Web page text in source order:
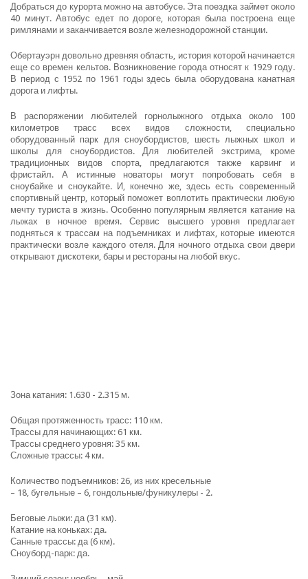
Добраться до курорта можно на автобусе. Эта поездка займет около
40 минут. Автобус едет по дороге, которая была построена еще
римлянами и заканчивается возле железнодорожной станции.
Обертауэрн довольно древняя область, история которой начинается
еще со времен кельтов. Возникновение города относят к 1929 году.
В период с 1952 по 1961 годы здесь была оборудована канатная
дорога и лифты.
В распоряжении любителей горнолыжного отдыха около 100
километров трасс всех видов сложности, специально
оборудованный парк для сноубордистов, шесть лыжных школ и
школы для сноубордистов. Для любителей экстрима, кроме
традиционных видов спорта, предлагаются также карвинг и
фристайл. А истинные новаторы могут попробовать себя в
сноубайке и сноукайте. И, конечно же, здесь есть современный
спортивный центр, который поможет воплотить практически любую
мечту туриста в жизнь. Особенно популярным является катание на
лыжах в ночное время. Сервис высшего уровня предлагает
подняться к трассам на подъемниках и лифтах, которые имеются
практически возле каждого отеля. Для ночного отдыха свои двери
открывают дискотеки, бары и рестораны на любой вкус.
Зона катания: 1.630 - 2.315 м.
Общая протяженность трасс: 110 км.
Трассы для начинающих: 61 км.
Трассы среднего уровня: 35 км.
Сложные трассы: 4 км.
Количество подъемников: 26, из них кресельные
– 18, бугельные – 6, гондольные/фуникулеры - 2.
Беговые лыжи: да (31 км).
Катание на коньках: да.
Санные трассы: да (6 км).
Сноуборд-парк: да.